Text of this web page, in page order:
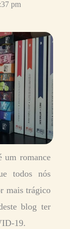
pm
um romance
todos nós
mais trágico
blog ter
19.